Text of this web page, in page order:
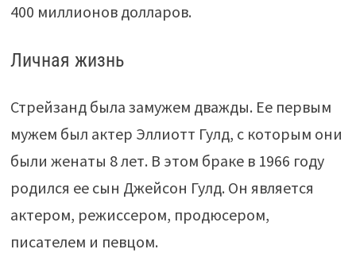
400 миллионов долларов.
Личная жизнь
Стрейзанд была замужем дважды. Ее первым
мужем был актер Эллиотт Гулд, с которым они
были женаты 8 лет. В этом браке в 1966 году
родился ее сын Джейсон Гулд. Он является
актером, режиссером, продюсером,
писателем и певцом.